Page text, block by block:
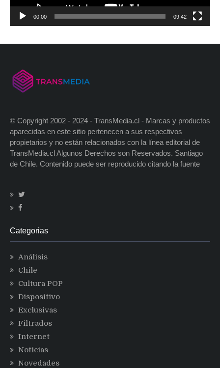
00:00 09:42
© Copyright 2002 - 2024 - TransMedia.cl - Marcas y productos
aparecidas en este sitio pertenecen a sus respectivos
propietarios y no están relacionados con la línea editorial de
TransMedia.cl Algunos Derechos son Reservados. Santiago
de Chile. Contenido puede ser reproducido citando la fuente
Categorias
Análisis
Chile
Cultura POP
Dispositivo
Exclusivas
Filtrados
Internet
Noticias
Novedades